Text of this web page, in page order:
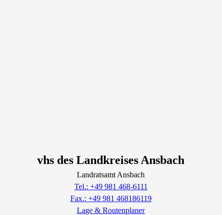
vhs des Landkreises Ansbach
Landratsamt Ansbach
Tel.: +49 981 468-6111
Fax.: +49 981 468186119
Lage & Routenplaner